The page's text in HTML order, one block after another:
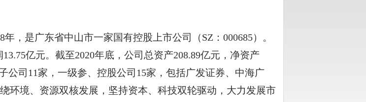
年，是广东省中山市一家国有控股上市公司（SZ ： 000685）。
13.75亿元。截至2020年底，公司总资产208.89亿元，净资产
公司 11家，一级参、控股公司 15家，包括广发证券、中海广
环境、资源双核发展，坚持资本、科技双轮驱动，大力发展市